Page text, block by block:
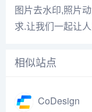
图片去水印,照片
求.让我们一起让
相似站点
CoDesign